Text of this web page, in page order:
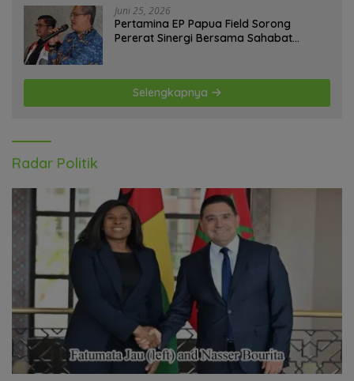
Juni 25, 2026
Pertamina EP Papua Field Sorong
Pererat Sinergi Bersama Sahabat
Selengkapnya
Radar Politik